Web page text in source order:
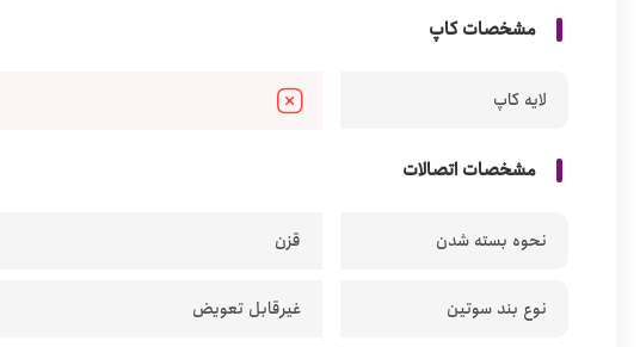
مشخصات کاپ
لایه کاپ
مشخصات اتصالات
نحوه بسته شدن قزن
نوع بند سوتین غیرقابل تعویض